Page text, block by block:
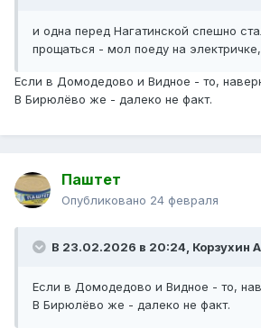
и одна перед Нагатинской спешно
прощаться - мол поеду на
Если в Домодедово и Видное - то,
В Бирюлёво же - далеко не факт.
Паштет
Опубликовано 24 февраля
В 23.02.2026 в 20:24, Корзухин
Если в Домодедово и Видное - то,
В Бирюлёво же - далеко не факт.